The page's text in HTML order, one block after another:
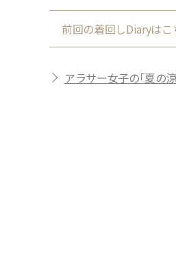
前回の着回しDiaryは
アラサー女子の「夏の